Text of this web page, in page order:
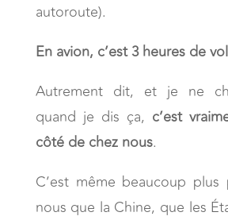
autoroute).
En avion, c’est 3 heures de
Autrement dit, et je ne
quand je dis ça, c’est
côté de chez nous.
C’est même beaucoup
nous que la Chine, que les